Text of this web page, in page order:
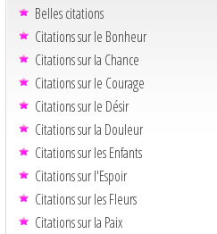
Belles citations
Citations sur le Bonheur
Citations sur la Chance
Citations sur le Courage
Citations sur le Désir
Citations sur la Douleur
Citations sur les Enfants
Citations sur l'Espoir
Citations sur les Fleurs
Citations sur la Paix